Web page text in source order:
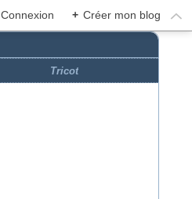
Connexion + Créer mon blog
Tricot